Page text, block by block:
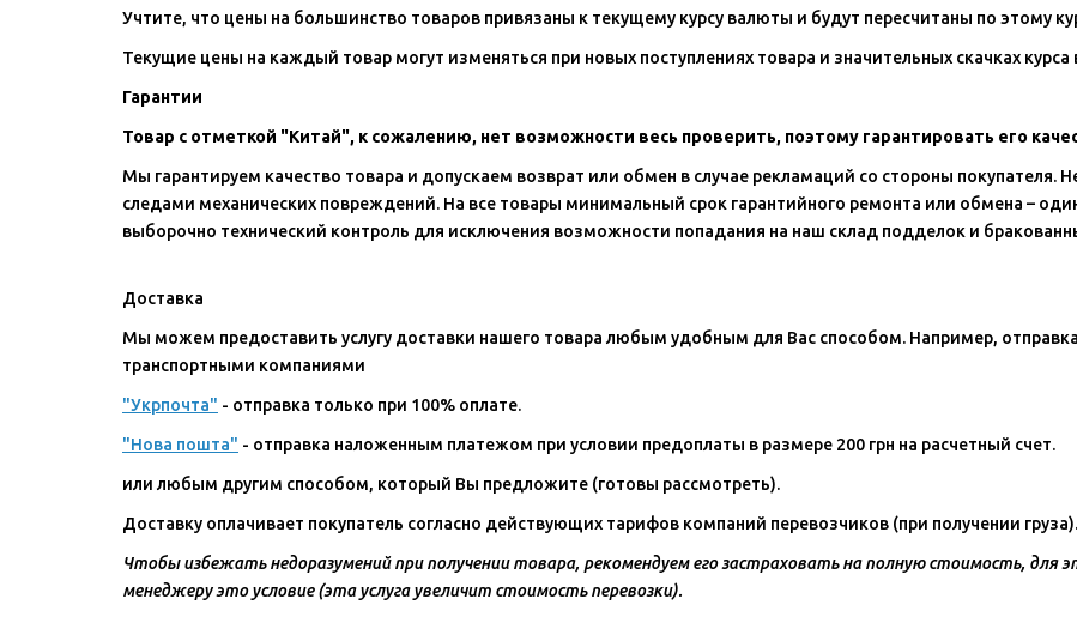
Учтите, что цены на большинство товаров привязаны к текущему курсу валюты и будут пересчитаны по этому
Текущие цены на каждый товар могут изменяться при новых поступлениях товара и значительных скачках курса
Гарантии
Товар с отметкой "Китай", к сожалению, нет возможности весь проверить, поэтому гарантировать его
Мы гарантируем качество товара и допускаем возврат или обмен в случае рекламаций со стороны покупателя.
следами механических повреждений. На все товары минимальный срок гарантийного ремонта или обмена –
выборочно технический контроль для исключения возможности попадания на наш склад подделок и
Доставка
Мы можем предоставить услугу доставки нашего товара любым удобным для Вас способом. Например,
транспортными компаниями
"Укрпочта" - отправка только при 100% оплате.
"Нова пошта" - отправка наложенным платежом при условии предоплаты в размере 200 грн на расчетный счет.
или любым другим способом, который Вы предложите (готовы рассмотреть).
Доставку оплачивает покупатель согласно действующих тарифов компаний перевозчиков (при получении груза).
Чтобы избежать недоразумений при получении товара, рекомендуем его застраховать на полную стоимость, для
менеджеру это условие (эта услуга увеличит стоимость перевозки).